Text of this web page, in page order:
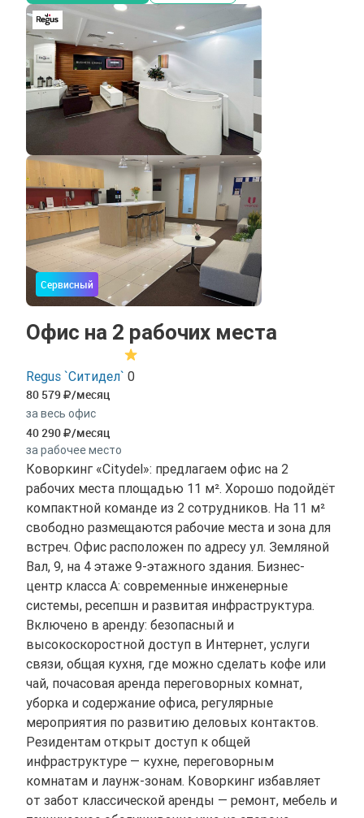
Сервисный
Офис на 2 рабочих места
Regus `Ситидел` 0
80 579 /месяц
за весь офис
40 290 /месяц
за рабочее место
Коворкинг «Citydel»: предлагаем офис на 2
рабочих места площадью 11 м². Хорошо подойдёт
компактной команде из 2 сотрудников. На 11 м²
свободно размещаются рабочие места и зона для
встреч. Офис расположен по адресу ул. Земляной
Вал, 9, на 4 этаже 9-этажного здания. Бизнес-
центр класса A: современные инженерные
системы, ресепшн и развитая инфраструктура.
Включено в аренду: безопасный и
высокоскоростной доступ в Интернет, услуги
связи, общая кухня, где можно сделать кофе или
чай, почасовая аренда переговорных комнат,
уборка и содержание офиса, регулярные
мероприятия по развитию деловых контактов.
Резидентам открыт доступ к общей
инфраструктуре — кухне, переговорным
комнатам и лаунж-зонам. Коворкинг избавляет
от забот классической аренды — ремонт, мебель и